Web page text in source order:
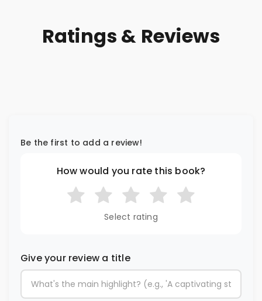
Ratings & Reviews
Be the first to add a review!
How would you rate this book?
Select rating
Give your review a title